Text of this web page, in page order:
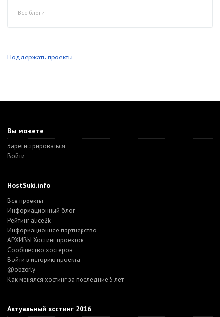
Все блоги
Поддержать проекты
Вы можете
Зарегистрироваться
Войти
HostSuki.info
Все проекты
Информационный блог
Рейтинг alice2k
Информационное партнерство
АРХИВЫ Хостинг проектов
Cообщество хостеров
Войти в историю проекта
@obzorly
Как менялся хостинг за последние 5 лет
Актуальный хостинг 2016